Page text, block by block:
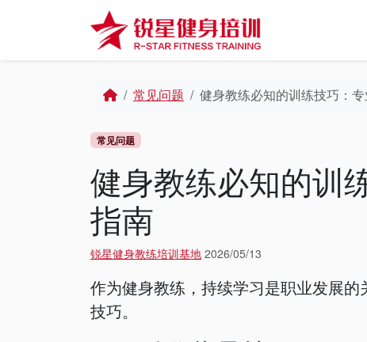
Home常见问题 健身教练必知的训练技巧：
常见问题
健身教练必知的训
指南
锐星健身教练培训基地 2026/05/13
作为健身教练，持续学习是职业发展
技巧。